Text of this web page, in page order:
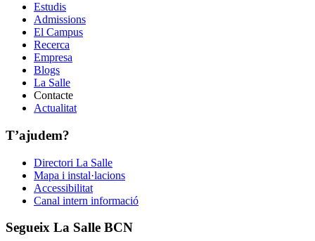
Estudis
Admissions
El Campus
Recerca
Empresa
Blogs
La Salle
Contacte
Actualitat
T’ajudem?
Directori La Salle
Mapa i instal·lacions
Accessibilitat
Canal intern informació
Segueix La Salle BCN